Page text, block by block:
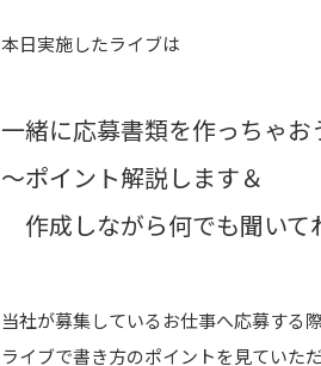
本日実施したライブは
一緒に応募書類を作っちゃお
～ポイント解説します＆
作成しながら何でも聞いて
当社が募集しているお仕事へ応募する
ライブで書き方のポイントを見ていた